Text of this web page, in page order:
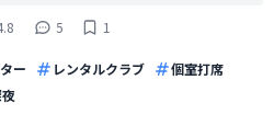
5 1
ー レンタルクラブ
個室打席